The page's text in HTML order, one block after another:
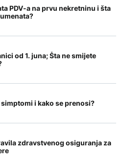
PDV-a na prvu nekretninu i šta
od 1. juna; Šta ne smijete
i kako se prenosi?
zdravstvenog osiguranja za